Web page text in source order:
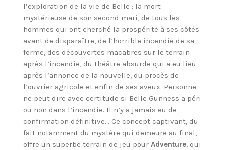
l’exploration de la vie de Belle : la mort
mystérieuse de son second mari, de tous les
hommes qui ont cherché la prospérité à ses côtés
avant de disparaître, de l’horrible incendie de sa
ferme, des découvertes macabres sur le terrain
après l’incendie, du théâtre absurde qui a eu lieu
après l’annonce de la nouvelle, du procès de
l’ouvrier agricole et enfin de ses aveux. Personne
ne peut dire avec certitude si Belle Gunness a péri
ou non dans l’incendie. Il n’y a jamais eu de
confirmation définitive… Ce concept captivant, du
fait notamment du mystère qui demeure au final,
offre un superbe terrain de jeu pour Adventure, qui